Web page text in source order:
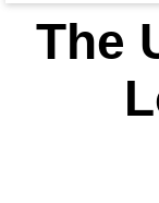
The